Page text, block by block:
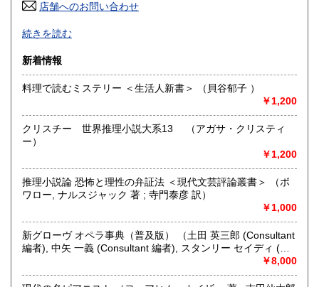
高知県 600円
佐賀県
熊本県 600円 大分県 600円
600円
沖縄県 600円
店舗へのお問い合わせ
お電話FAXでの在庫照会とご注文はお断りいたします。ご質
問等はメールではなく必ず日本の古本屋のサイトからお願い
します。(公費後払い購入合計3000円未満の商品は公費購入
をお受けできません)公費でのご注文も日本の古本屋のサイト
からご注文お願いします。
当店では本の記事・内容についてのご質問にはお答えいたし
ませんので各自でご研究ください。又本のご質問も2回程度で
ご容赦ください。
沿線名：-
営業時間：店舗休業中
定休日：-
岡山県内・広島県東部地方出張します。品の内容をまたは
FAXでご連絡ください。百科辞典,文学全集、美術全集、古い
文庫は買い取りできません。
続きを読む
新着情報
料理で読むミステリー ＜生活人新書＞ （貝谷郁子 ）
￥1,200
クリスチー 世界推理小説大系13 （アガサ・クリスティ
ー）
￥1,200
推理小説論 恐怖と理性の弁証法 ＜現代文芸評論叢書＞ （ボ
ワロー, ナルスジャック 著 ; 寺門泰彦 訳）
￥1,000
新グローヴ オペラ事典（普及版） （土田 英三郎 (Consultant
編者), 中矢 一義 (Consultant 編者), スタンリー セイディ (編
￥8,000